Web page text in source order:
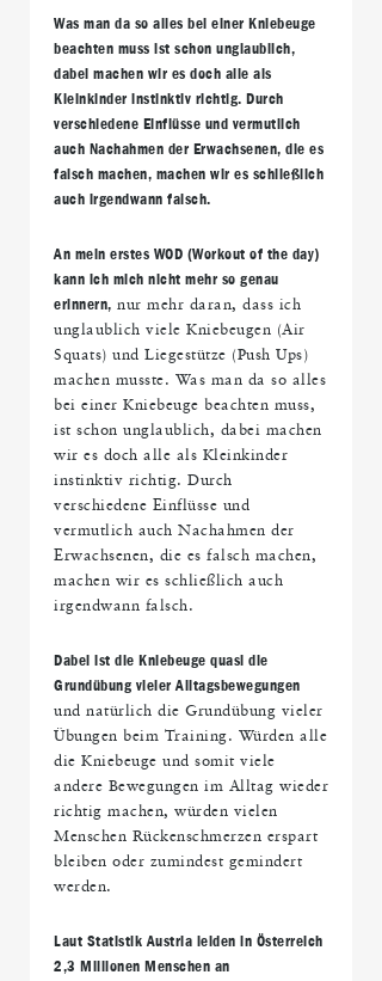
Was man da so alles bei einer Kniebeuge
beachten muss ist schon unglaublich,
dabei machen wir es doch alle als
Kleinkinder instinktiv richtig. Durch
verschiedene Einflüsse und vermutlich
auch Nachahmen der Erwachsenen, die es
falsch machen, machen wir es schließlich
auch irgendwann falsch.
An mein erstes WOD (Workout of the day)
kann ich mich nicht mehr so genau
erinnern, nur mehr daran, dass ich
unglaublich viele Kniebeugen (Air
Squats) und Liegestütze (Push Ups)
machen musste. Was man da so alles
bei einer Kniebeuge beachten muss,
ist schon unglaublich, dabei machen
wir es doch alle als Kleinkinder
instinktiv richtig. Durch
verschiedene Einflüsse und
vermutlich auch Nachahmen der
Erwachsenen, die es falsch machen,
machen wir es schließlich auch
irgendwann falsch.
Dabei ist die Kniebeuge quasi die
Grundübung vieler Alltagsbewegungen
und natürlich die Grundübung vieler
Übungen beim Training. Würden alle
die Kniebeuge und somit viele
andere Bewegungen im Alltag wieder
richtig machen, würden vielen
Menschen Rückenschmerzen erspart
bleiben oder zumindest gemindert
werden.
Laut Statistik Austria leiden in Österreich
2,3 Millionen Menschen an